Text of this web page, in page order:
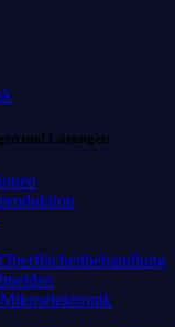
und Lösungen